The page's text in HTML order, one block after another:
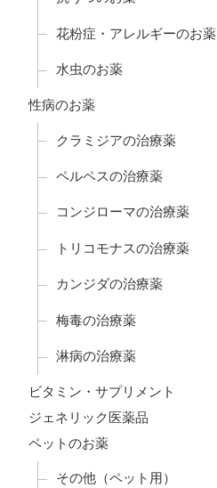
花粉症・アレルギーのお薬
水虫のお薬
性病のお薬
クラミジアの治療薬
ペルペスの治療薬
コンジローマの治療薬
トリコモナスの治療薬
カンジダの治療薬
梅毒の治療薬
淋病の治療薬
ビタミン・サプリメント
ジェネリック医薬品
ペットのお薬
その他（ペット用）